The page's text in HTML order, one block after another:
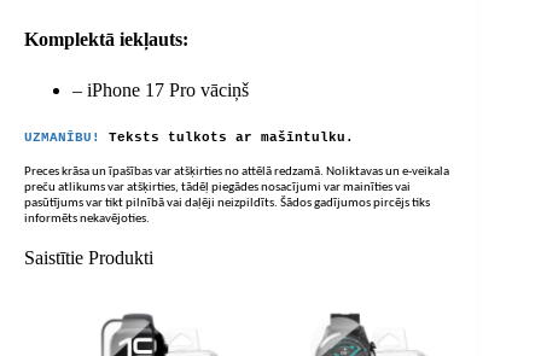
Komplektā iekļauts:
– iPhone 17 Pro vāciņš
UZMANĪBU! Teksts tulkots ar mašīntulku.
Preces krāsa un īpašības var atšķirties no attēlā redzamā. Noliktavas un e-veikala
preču atlikums var atšķirties, tādēļ piegādes nosacījumi var mainīties vai
pasūtījums var tikt pilnībā vai daļēji neizpildīts. Šādos gadījumos pircējs tiks
informēts nekavējoties.
Saistītie Produkti